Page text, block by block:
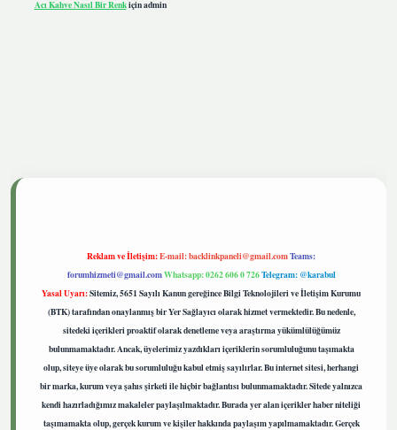
Acı Kahve Nasıl Bir Renkiçinadmin
Reklam ve İletişim:E-mail:backlinkpaneli@gmail.comTeams:
forumhizmeti@gmail.comWhatsapp: 0262 606 0 726Telegram: @karabul
Yasal Uyarı:Sitemiz, 5651 Sayılı Kanun gereğince Bilgi Teknolojileri ve İletişim Kurumu
(BTK) tarafından onaylanmış bir Yer Sağlayıcı olarak hizmet vermektedir. Bu nedenle,
sitedeki içerikleri proaktif olarak denetleme veya araştırma yükümlülüğümüz
bulunmamaktadır. Ancak, üyelerimiz yazdıkları içeriklerin sorumluluğunu taşımakta
olup, siteye üye olarak bu sorumluluğu kabul etmiş sayılırlar. Bu internet sitesi, herhangi
bir marka, kurum veya şahıs şirketi ile hiçbir bağlantısı bulunmamaktadır. Sitede yalnızca
kendi hazırladığımız makaleler paylaşılmaktadır. Burada yer alan içerikler haber niteliği
taşımamakta olup, gerçek kurum ve kişiler hakkında paylaşım yapılmamaktadır. Gerçek